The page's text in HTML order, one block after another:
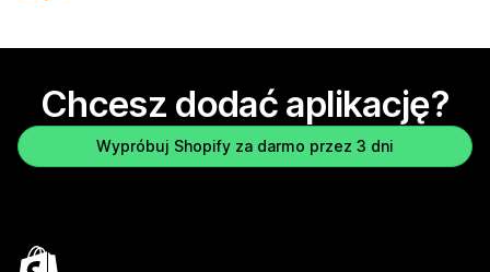
Chcesz dodać aplikację?
Wypróbuj Shopify za darmo przez 3 dni